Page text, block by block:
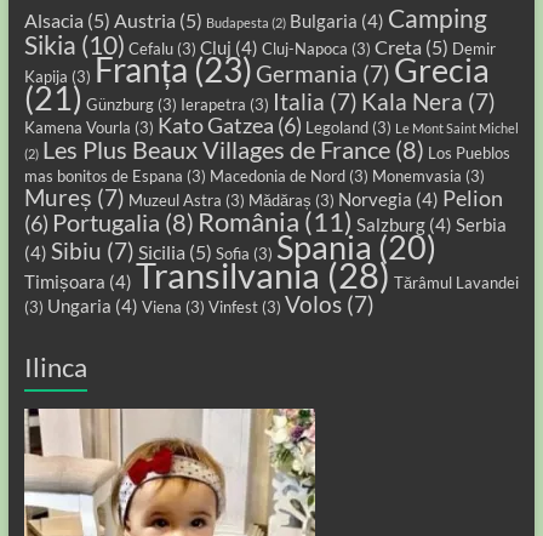
Alsacia (5) Austria (5) Budapesta (2) Bulgaria (4) Camping
Sikia (10) Cefalu(3) Cluj (4) Cluj-Napoca (3) Creta (5) Demir
Kapija (3) Franța(23) Germania (7) Grecia
(21) Günzburg(3) Ierapetra (3) Italia (7) Kala Nera (7)
Kamena Vourla (3) Kato Gatzea (6) Legoland(3) Le Mont Saint Michel
(2) Les Plus Beaux Villages de France(8) Los Pueblos
mas bonitos de Espana (3) Macedonia de Nord(3) Monemvasia (3)
Mureș (7) Muzeul Astra (3) Mădăraș (3) Norvegia (4) Pelion
(6) Portugalia (8) România (11) Salzburg(4) Serbia
(4) Sibiu (7) Sicilia (5) Sofia (3) Spania (20)
Timișoara (4) Transilvania (28) Tărâmul Lavandei
(3) Ungaria (4) Viena (3) Vinfest(3) Volos(7)
Ilinca